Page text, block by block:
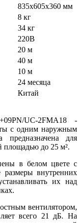
835х605х360 мм
8 кг
34 кг
220В
20 м
40 м
10 м
24 месяца
Китай
UC-2FMA18 -
с одним наружным
для
площадью до 25 м².
в белом цвете с
размеры внутренних
их над
вентилятором,
всего 21 дБ. На